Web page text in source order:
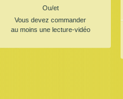
Ou/et
Vous devez commander
au moins une lecture-vidéo